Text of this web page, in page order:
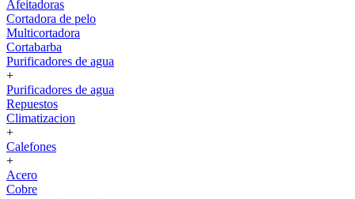
Afeitadoras
Cortadora de pelo
Multicortadora
Cortabarba
Purificadores de agua
+
Purificadores de agua
Repuestos
Climatizacion
+
Calefones
+
Acero
Cobre